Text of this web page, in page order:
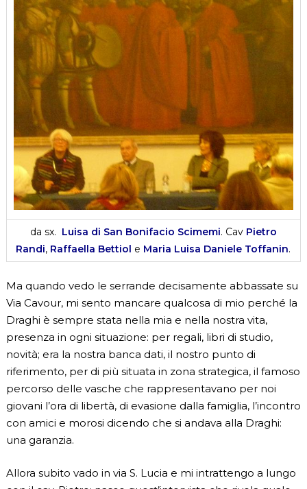
da sx. Luisa di San Bonifacio Scimemi. Cav Pietro
Randi, Raffaella Bettiol e Maria Luisa Daniele Toffanin.
Ma quando vedo le serrande decisamente abbassate su
Via Cavour, mi sento mancare qualcosa di mio perché la
Draghi è sempre stata nella mia e nella nostra vita,
presenza in ogni situazione: per regali, libri di studio,
novità; era la nostra banca dati, il nostro punto di
riferimento, per di più situata in zona strategica, il famoso
percorso delle vasche che rappresentavano per noi
giovani l’ora di libertà, di evasione dalla famiglia, l’incontro
con amici e morosi dicendo che si andava alla Draghi:
una garanzia.
Allora subito vado in via S. Lucia e mi intrattengo a lungo